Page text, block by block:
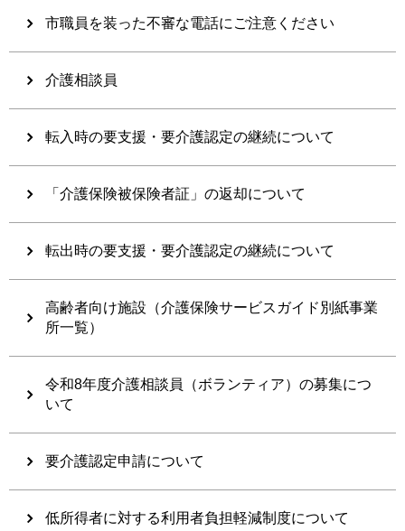
市職員を装った不審な電話にご注意ください
介護相談員
転入時の要支援・要介護認定の継続について
「介護保険被保険者証」の返却について
転出時の要支援・要介護認定の継続について
高齢者向け施設（介護保険サービスガイド別紙事業
所一覧）
令和8年度介護相談員（ボランティア）の募集につ
いて
要介護認定申請について
低所得者に対する利用者負担軽減制度について